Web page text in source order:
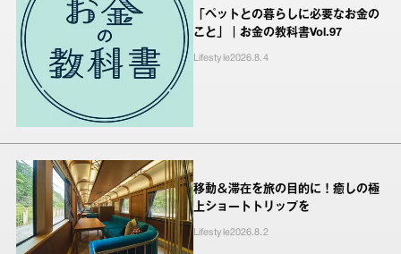
「ペットとの暮らしに必要なお金の
こと」｜お金の教科書Vol.97
Lifestyle2026.8.4
移動＆滞在を旅の目的に！癒しの極
上ショートトリップを
Lifestyle2026.8.2